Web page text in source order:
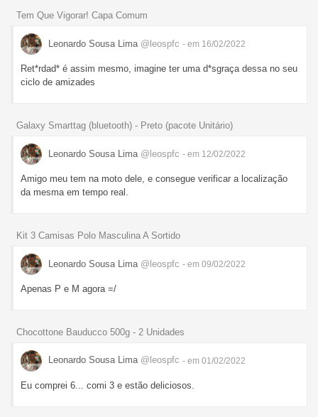
Tem Que Vigorar! Capa Comum
Leonardo Sousa Lima @leospfc - em 16/02/2022
Ret*rdad* é assim mesmo, imagine ter uma d*sgraça dessa no seu
ciclo de amizades
Galaxy Smarttag (bluetooth) - Preto (pacote Unitário)
Leonardo Sousa Lima @leospfc - em 12/02/2022
Amigo meu tem na moto dele, e consegue verificar a localização
da mesma em tempo real.
Kit 3 Camisas Polo Masculina A Sortido
Leonardo Sousa Lima @leospfc - em 09/02/2022
Apenas P e M agora =/
Chocottone Bauducco 500g - 2 Unidades
Leonardo Sousa Lima @leospfc - em 01/02/2022
Eu comprei 6... comi 3 e estão deliciosos.